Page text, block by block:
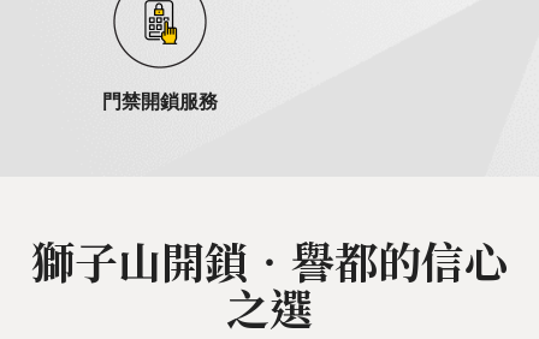
門禁開鎖服務
獅子山開鎖‧譽都的信心
之選